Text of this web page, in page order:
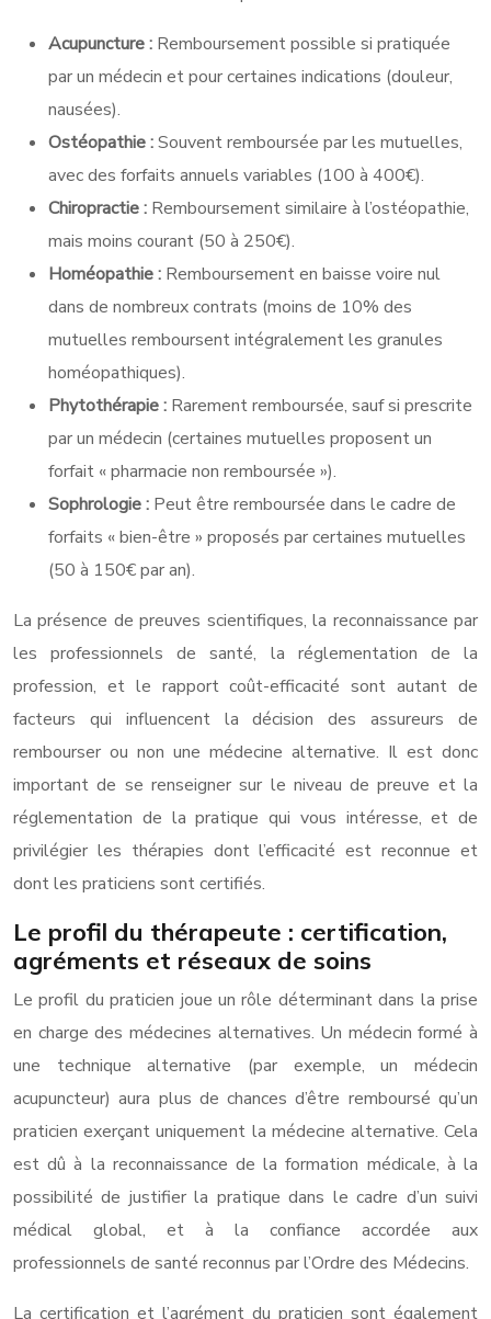
Acupuncture : Remboursement possible si pratiquée
par un médecin et pour certaines indications (douleur,
nausées).
Ostéopathie :Souvent remboursée par les mutuelles,
avec des forfaits annuels variables (100 à 400€).
Chiropractie : Remboursement similaire à l’ostéopathie,
mais moins courant (50 à 250€).
Homéopathie : Remboursement en baisse voire nul
dans de nombreux contrats (moins de 10% des
mutuelles remboursent intégralement les granules
homéopathiques).
Phytothérapie : Rarement remboursée, sauf si prescrite
par un médecin (certaines mutuelles proposent un
forfait « pharmacie non remboursée »).
Sophrologie : Peut être remboursée dans le cadre de
forfaits « bien-être » proposés par certaines mutuelles
(50 à 150€ par an).
La présence de preuves scientifiques, la reconnaissance par
les professionnels de santé, la réglementation de la
profession, et le rapport coût-efficacité sont autant de
facteurs qui influencent la décision des assureurs de
rembourser ou non une médecine alternative. Il est donc
important de se renseigner sur le niveau de preuve et la
réglementation de la pratique qui vous intéresse, et de
privilégier les thérapies dont l’efficacité est reconnue et
dont les praticiens sont certifiés.
Le profil du thérapeute : certification,
agréments et réseaux de soins
Le profil du praticien joue un rôle déterminant dans la prise
en charge des médecines alternatives. Un médecin formé à
une technique alternative (par exemple, un médecin
acupuncteur) aura plus de chances d’être remboursé qu’un
praticien exerçant uniquement la médecine alternative. Cela
est dû à la reconnaissance de la formation médicale, à la
possibilité de justifier la pratique dans le cadre d’un suivi
médical global, et à la confiance accordée aux
professionnels de santé reconnus par l’Ordre des Médecins.
La certification et l’agrément du praticien sont également